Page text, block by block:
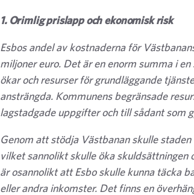
1. Orimlig prislapp och ekonomisk risk
Esbos andel av kostnaderna för
miljoner euro. Det är en enorm summa i
ökar och resurser för grundläggande
ansträngda. Kommunens begränsade
lagstadgade uppgifter och till sådant som
Genom att stödja Västbanan skulle
vilket sannolikt skulle öka skuldsättningen
är osannolikt att Esbo skulle kunna täcka
eller andra inkomster. Det finns en